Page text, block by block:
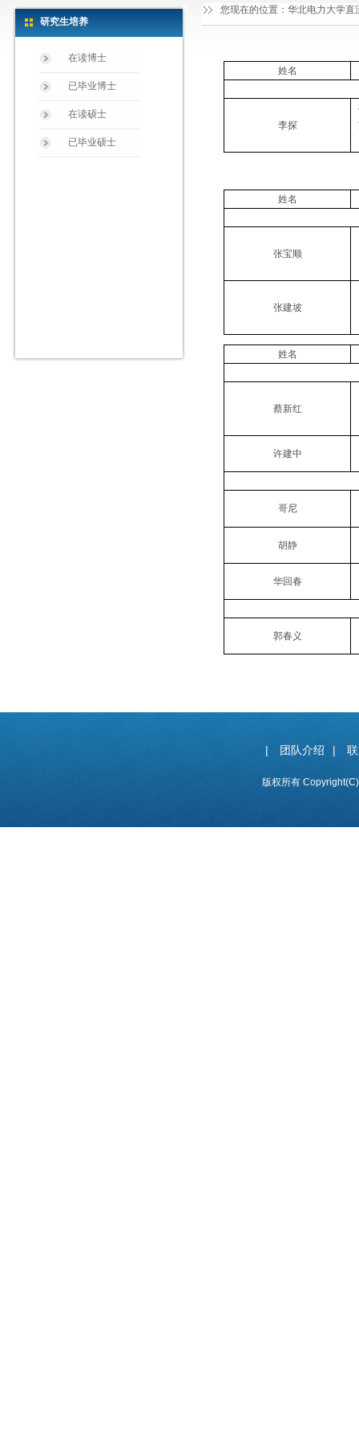
研究生培养
在读博士
已毕业博士
在读硕士
已毕业硕士
您现在的位置： 华北电力大学直
姓名
李探
姓名
张宝顺
张建坡
姓名
蔡新红
许建中
哥尼
胡静
华回春
郭春义
| 团队介绍 |
版权所有